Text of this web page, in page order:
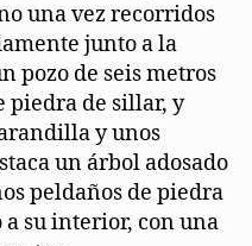
una vez recorridos
junto a la
pozo de seis metros
piedra de sillar, y
y unos
un árbol adosado
peldaños de piedra
su interior, con una